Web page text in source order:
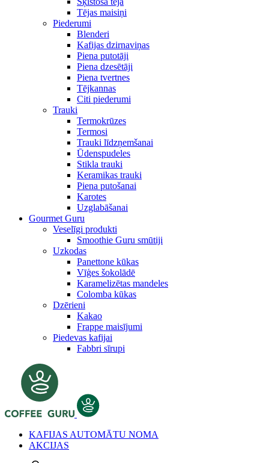
Tējas maisiņi
Piederumi
Blenderi
Kafijas dzirnaviņas
Piena putotāji
Piena dzesētāji
Piena tvertnes
Tējkannas
Citi piederumi
Trauki
Termokrūzes
Termosi
Trauki līdzņemšanai
Ūdenspudeles
Stikla trauki
Keramikas trauki
Piena putošanai
Karotes
Uzglabāšanai
Gourmet Guru
Veselīgi produkti
Smoothie Guru smūtiji
Uzkodas
Panettone kūkas
Vīģes šokolādē
Karamelizētas mandeles
Colomba kūkas
Dzērieni
Kakao
Frappe maisījumi
Piedevas kafijai
Fabbri sīrupi
KAFIJAS AUTOMĀTU NOMA
AKCIJAS